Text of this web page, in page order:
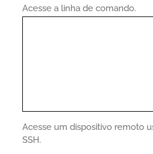
Acesse a linha de comando.
Acesse um dispositivo remoto
SSH.